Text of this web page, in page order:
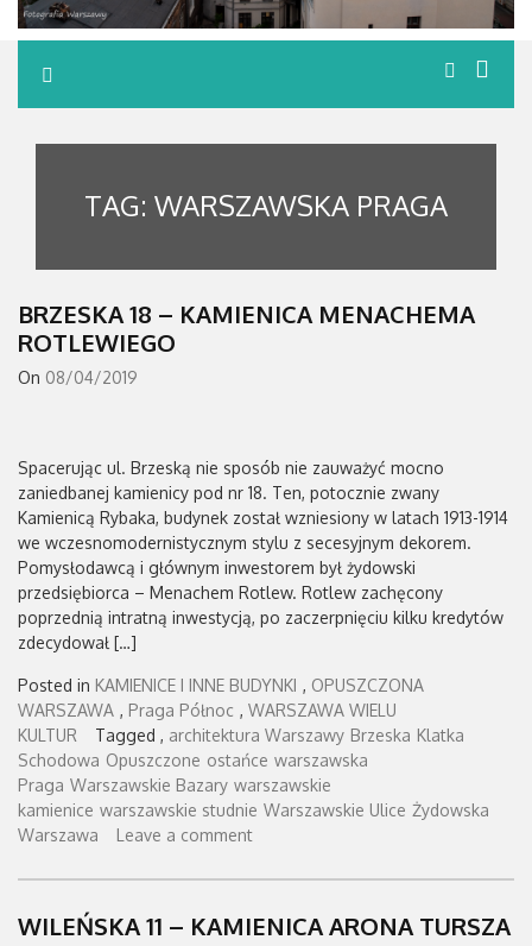
TAG: WARSZAWSKA PRAGA
BRZESKA 18 – KAMIENICA MENACHEMA
ROTLEWIEGO
On 08/04/2019
Spacerując ul. Brzeską nie sposób nie zauważyć mocno
zaniedbanej kamienicy pod nr 18. Ten, potocznie zwany
Kamienicą Rybaka, budynek został wzniesiony w latach 1913-1914
we wczesnomodernistycznym stylu z secesyjnym dekorem.
Pomysłodawcą i głównym inwestorem był żydowski
przedsiębiorca – Menachem Rotlew. Rotlew zachęcony
poprzednią intratną inwestycją, po zaczerpnięciu kilku kredytów
zdecydował […]
Posted in KAMIENICE I INNE BUDYNKI , OPUSZCZONA
WARSZAWA , Praga Północ , WARSZAWA WIELU
KULTUR
Tagged , architektura Warszawy Brzeska Klatka
Schodowa Opuszczone ostańce warszawska
Praga Warszawskie Bazary warszawskie
kamienice warszawskie studnie Warszawskie Ulice Żydowska
Warszawa
Leave a comment
WILEŃSKA 11 – KAMIENICA ARONA TURSZA